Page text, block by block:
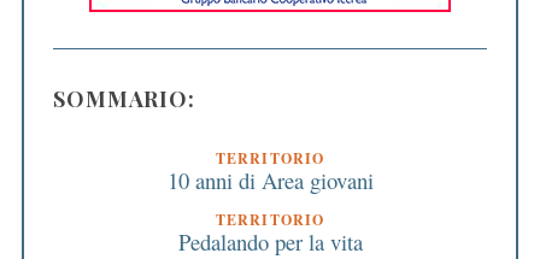
SOMMARIO:
TERRITORIO
10 anni di Area giovani
TERRITORIO
Pedalando per la vita